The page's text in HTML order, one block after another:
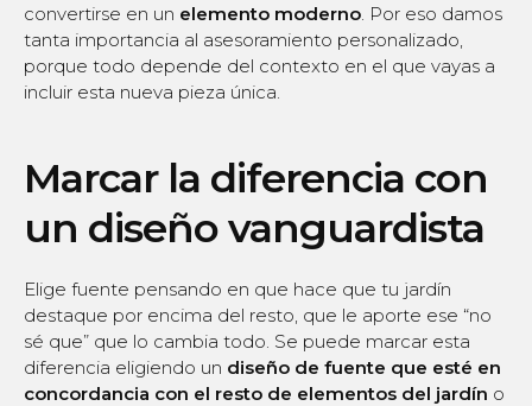
convertirse en un elemento moderno. Por eso damos
tanta importancia al asesoramiento personalizado,
porque todo depende del contexto en el que vayas a
incluir esta nueva pieza única.
Marcar la diferencia con
un diseño vanguardista
Elige fuente pensando en que hace que tu jardín
destaque por encima del resto, que le aporte ese “no
sé que” que lo cambia todo. Se puede marcar esta
diferencia eligiendo un diseño de fuente que esté en
concordancia con el resto de elementos del jardín o